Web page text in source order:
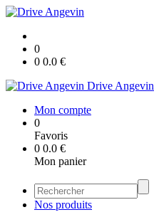
0
0 0.0 €
Drive Angevin
Mon compte
0
Favoris
0 0.0 €
Mon panier
Nos produits